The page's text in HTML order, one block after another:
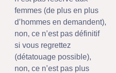
femmes (de plus en plus
d’hommes en demandent),
non, ce n’est pas définitif
si vous regrettez
(détatouage possible),
non, ce n’est pas plus